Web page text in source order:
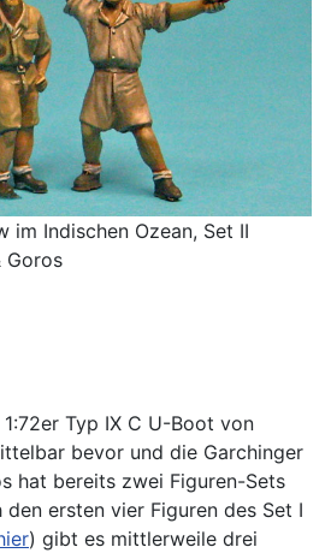
im Indischen Ozean, Set II
Goros
Typ IX C U-Boot von
bevor und die Garchinger
hat bereits zwei Figuren-Sets
ersten vier Figuren des Set I
) gibt es mittlerweile drei